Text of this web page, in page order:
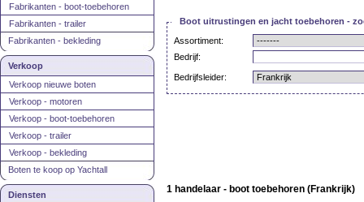
Fabrikanten - boot-toebehoren
Fabrikanten - trailer
Fabrikanten - bekleding
Verkoop
Verkoop nieuwe boten
Verkoop - motoren
Verkoop - boot-toebehoren
Verkoop - trailer
Verkoop - bekleding
Boten te koop op Yachtall
Diensten
Boot uitrustingen en jacht toebehoren -
Assortiment:
Bedrijf:
Bedrijfsleider:
1 handelaar - boot toebehoren (Frankrijk)